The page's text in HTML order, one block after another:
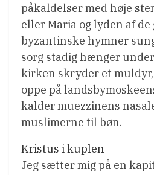
påkaldelser med høje
eller Maria og lyden af de
byzantinske hymner
sorg stadig hænger
kirken skryder et
oppe på
kalder muezzinens
muslimerne til bøn.
Kristus i kuplen
Jeg sætter mig på en